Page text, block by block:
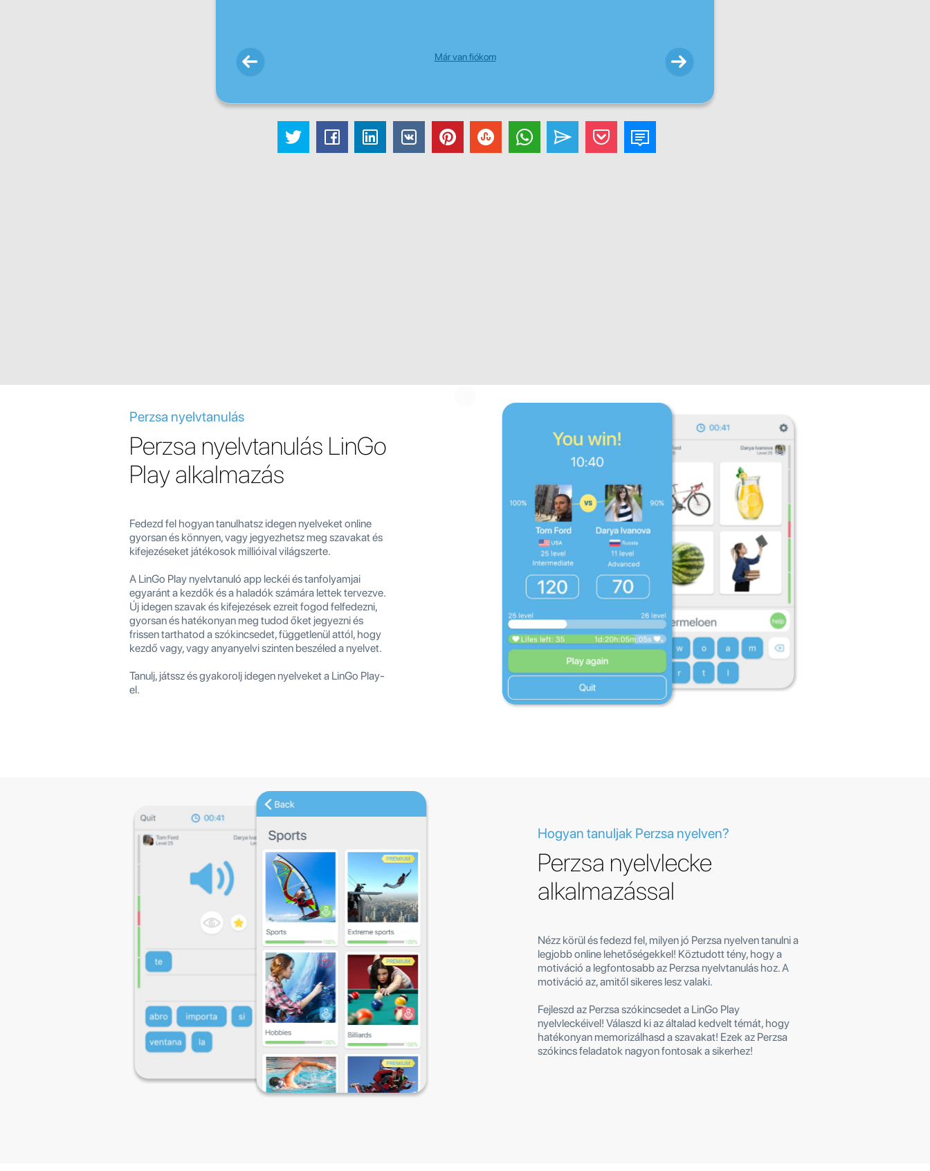
Már van fiókom
Perzsa nyelvtanulás
Perzsa nyelvtanulás LinGo
Play alkalmazás
Fedezd fel hogyan tanulhatsz idegen nyelveket online
gyorsan és könnyen, vagy jegyezhetsz meg szavakat és
kifejezéseket játékosok millióival világszerte.
A LinGo Play nyelvtanuló app leckéi és tanfolyamjai
egyaránt a kezdők és a haladók számára lettek tervezve.
Új idegen szavak és kifejezések ezreit fogod felfedezni,
gyorsan és hatékonyan meg tudod őket jegyezni és
frissen tarthatod a szókincsedet, függetlenül attól, hogy
kezdő vagy, vagy anyanyelvi szinten beszéled a nyelvet.
Tanulj, játssz és gyakorolj idegen nyelveket a LinGo Play-
el.
Hogyan tanuljak Perzsa nyelven?
Perzsa nyelvlecke
alkalmazással
Nézz körül és fedezd fel, milyen jó Perzsa nyelven tanulni a
legjobb online lehetőségekkel! Köztudott tény, hogy a
motiváció a legfontosabb az Perzsa nyelvtanulás hoz. A
motiváció az, amitől sikeres lesz valaki.
Fejleszd az Perzsa szókincsedet a LinGo Play
nyelvleckéivel! Válaszd ki az általad kedvelt témát, hogy
hatékonyan memorizálhasd a szavakat! Ezek az Perzsa
szókincs feladatok nagyon fontosak a sikerhez!